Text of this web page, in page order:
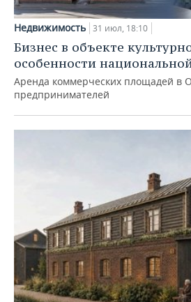
Недвижимость 31 июл, 18:10
Бизнес в объекте
особенности
Аренда коммерческих площадей в
предпринимателей